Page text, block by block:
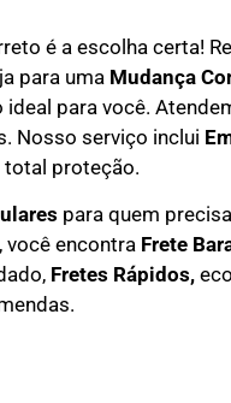
é a escolha certa!
para uma Mudança
ideal para você.
Nosso serviço inclui
total proteção.
para quem
você encontra Frete
Fretes Rápidos,